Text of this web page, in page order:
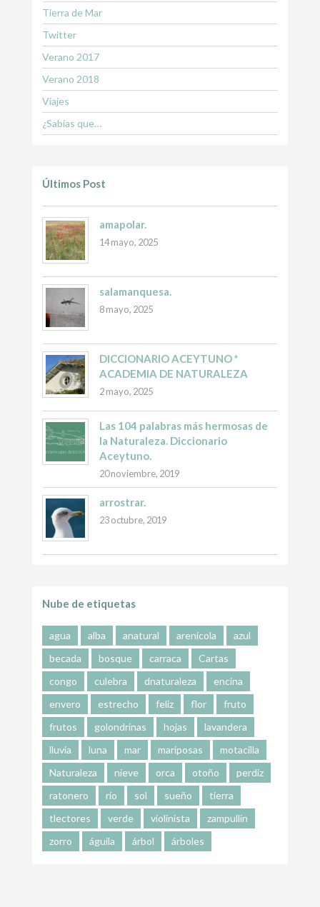
Tierra de Mar
Twitter
Verano 2017
Verano 2018
Viajes
¿Sabías que…
Últimos Post
amapolar.
14 mayo, 2025
salamanquesa.
8 mayo, 2025
DICCIONARIO ACEYTUNO *
ACADEMIA DE NATURALEZA
2 mayo, 2025
Las 104 palabras más hermosas de
la Naturaleza. Diccionario
Aceytuno.
20 noviembre, 2019
arrostrar.
23 octubre, 2019
Nube de etiquetas
agua alba anatural arenícola
azul
becada
bosque carraca
Cartas
congo
culebra dnaturaleza
encina
envero
estrecho feliz flor
fruto
frutos
golondrinas hojas
lavandera
lluvia
luna mar mariposas
motacilla
Naturaleza
nieve orca otoño
perdiz
ratonero
río sol sueño
tierra
tlectores
verde violinista
zampullín
zorro
águila árbol árboles